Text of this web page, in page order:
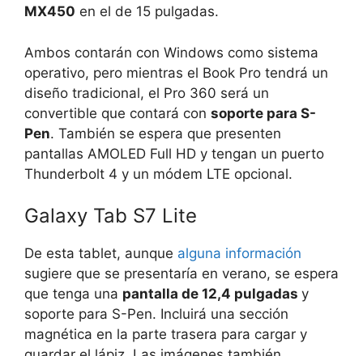
MX450 en el de 15 pulgadas.
Ambos contarán con Windows como sistema
operativo, pero mientras el Book Pro tendrá un
diseño tradicional, el Pro 360 será un
convertible que contará con soporte para S-
Pen. También se espera que presenten
pantallas AMOLED Full HD y tengan un puerto
Thunderbolt 4 y un módem LTE opcional.
Galaxy Tab S7 Lite
De esta tablet, aunque alguna información
sugiere que se presentaría en verano, se espera
que tenga una pantalla de 12,4 pulgadas y
soporte para S-Pen. Incluirá una sección
magnética en la parte trasera para cargar y